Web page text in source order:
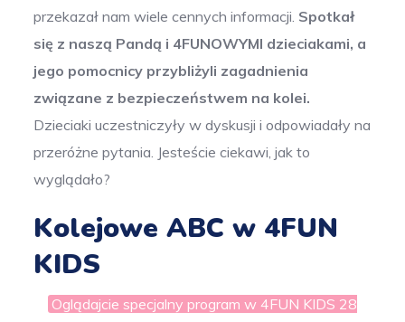
przekazał nam wiele cennych informacji. Spotkał
się z naszą Pandą i 4FUNOWYMI dzieciakami, a
jego pomocnicy przybliżyli zagadnienia
związane z bezpieczeństwem na kolei.
Dzieciaki uczestniczyły w dyskusji i odpowiadały na
przeróżne pytania. Jesteście ciekawi, jak to
wyglądało?
Kolejowe ABC w 4FUN
KIDS
Oglądajcie specjalny program w 4FUN KIDS 28